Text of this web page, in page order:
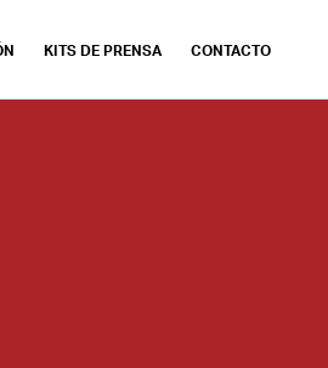
KITS DE PRENSA CONTACTO